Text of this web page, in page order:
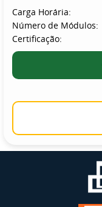
Carga Horária:
Número de Módulos:
Certificação: